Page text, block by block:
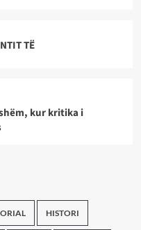
TË
kur kritika i
HISTORI